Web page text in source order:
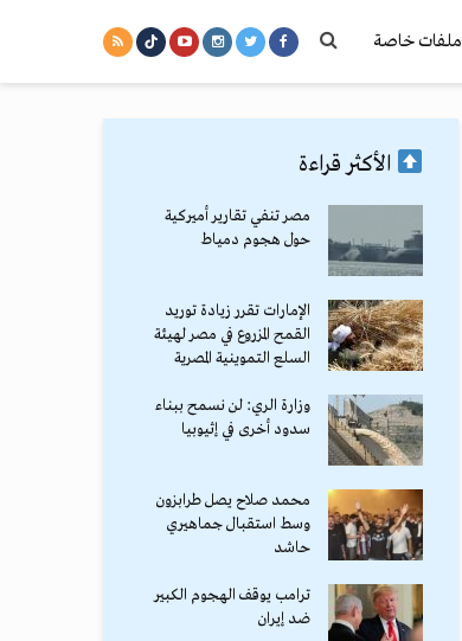
ملفات خاصة
الأكثر قراءة
مصر تنفي تقارير أميركية
حول هجوم دمياط
الإمارات تقرر زيادة توريد
القمح المزروع في مصر لهيئة
السلع التموينية المصرية
وزارة الري: لن نسمح ببناء
سدود أخرى في إثيوبيا
محمد صلاح يصل طرابزون
وسط استقبال جماهيري
حاشد
ترامب يوقف الهجوم الكبير
ضد إيران